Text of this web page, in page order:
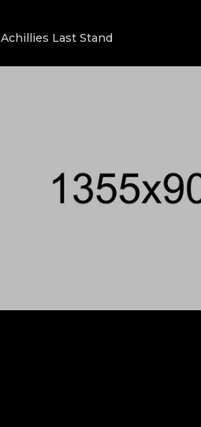
Achillies Last Stand